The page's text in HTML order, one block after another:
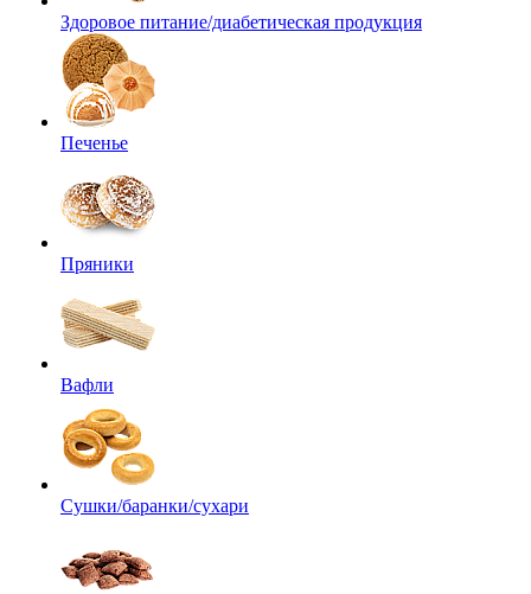
Здоровое питание/диабетическая продукция
Печенье
Пряники
Вафли
Сушки/баранки/сухари